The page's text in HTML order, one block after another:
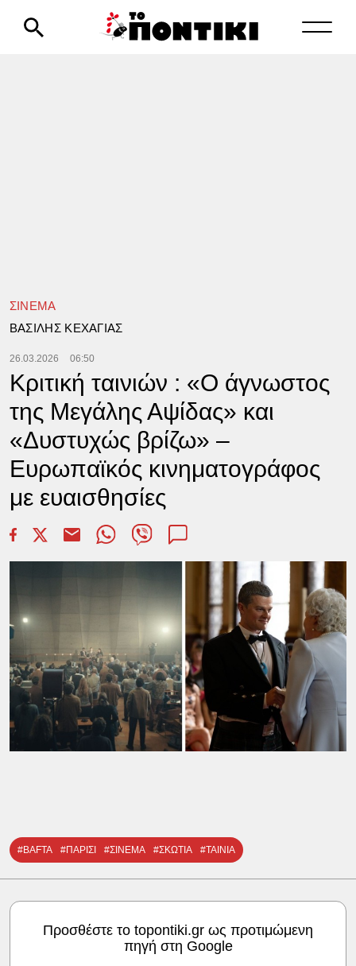
ΣΙΝΕΜΑ
ΒΑΣΙΛΗΣ ΚΕΧΑΓΙΑΣ
26.03.2026 06:50
Κριτική ταινιών : «Ο άγνωστος
της Μεγάλης Αψίδας» και
«Δυστυχώς βρίζω» –
Ευρωπαϊκός κινηματογράφος
με ευαισθησίες
#BAFTA #ΠΑΡΙΣΙ #ΣΙΝΕΜΑ #ΣΚΩΤΙΑ #ΤΑΙΝΙΑ
Προσθέστε το topontiki.gr ως προτιμώμενη
πηγή στη Google